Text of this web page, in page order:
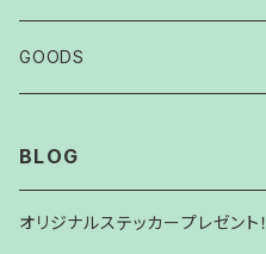
2007
GOODS
BLOG
オリジナルステッカープレゼント！